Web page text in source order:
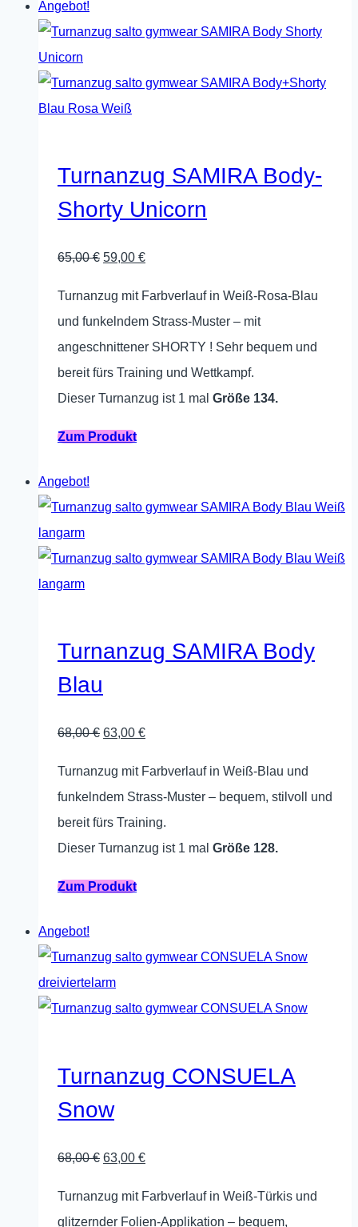
mehrere
auf.
können
auf
der
gewählt
werden
Angebot!
Turnanzug SAMIRA Body-
Shorty Unicorn
65,00€ Ursprünglicher
59,00 €Aktueller
Turnanzug mit Farbverlauf in Weiß-Rosa-Blau
und funkelndem Strass-Muster – mit
angeschnittener SHORTY ! Sehr bequem und
bereit fürs Training und Wettkampf.
Dieser Turnanzug ist 1 mal Größe 134.
Zum ProduktDieses
mehrere
auf.
können
auf
gewählt
werden
Angebot!
Turnanzug SAMIRA Body
Blau
68,00€ Ursprünglicher
63,00 €Aktueller
Turnanzug mit Farbverlauf in Weiß-Blau und
funkelndem Strass-Muster – bequem, stilvoll und
bereit fürs Training.
Dieser Turnanzug ist 1 mal Größe 128.
Zum ProduktDieses
mehrere
auf.
Optionen
können
Produktseite
gewählt
werden
Angebot!
Turnanzug CONSUELA
Snow
68,00€ Ursprünglicher
63,00 €Aktueller
Turnanzug mit Farbverlauf in Weiß-Türkis und
glitzernder Folien-Applikation – bequem,